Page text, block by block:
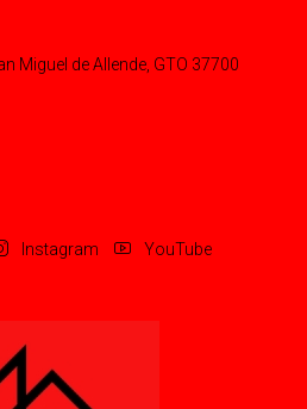
Miguel de Allende, GTO 37700
Instagram YouTube